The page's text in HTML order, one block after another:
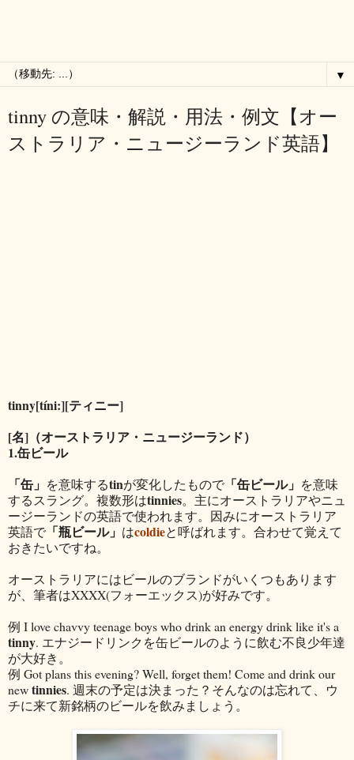
▼
tinny の意味・解説・用法・例文【オー
ストラリア・ニュージーランド英語】
tinny[tíni:][ティニー]
[名]（オーストラリア・ニュージーランド）
1.缶ビール
「缶」 を意味するtinが変化したもので 「缶ビール」 を意味
するスラング。複数形はtinnies。主にオーストラリアやニュ
ージーランドの英語で使われます。因みにオーストラリア
英語で 「瓶ビール」 はcoldieと呼ばれます。合わせて覚えて
おきたいですね。
オーストラリアにはビールのブランドがいくつもあります
が、筆者はXXXX(フォーエックス)が好みです。
例 I love chavvy teenage boys who drink an energy drink like it's a
tinny. エナジードリンクを缶ビールのように飲む不良少年達
が大好き。
例 Got plans this evening? Well, forget them! Come and drink our
newtinnies. 週末の予定は決まった？そんなのは忘れて、ウ
チに来て新銘柄のビールを飲みましょう。